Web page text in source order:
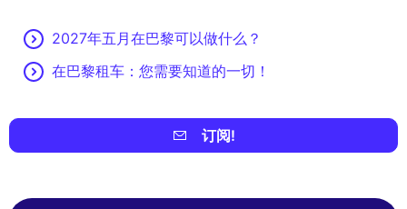
2027年五月在巴黎可以做什么？
在巴黎租车：您需要知道的一切！
订阅!